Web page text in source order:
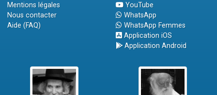
Mentions légales
Nous contacter
Aide (FAQ)
YouTube
WhatsApp
WhatsApp Femmes
Application iOS
Application Android